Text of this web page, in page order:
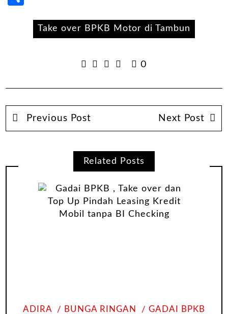
Take over BPKB Motor di Tambun
0
Previous Post Next Post
Related Posts
ADIRA BUNGA RINGAN
GADAI BPKB